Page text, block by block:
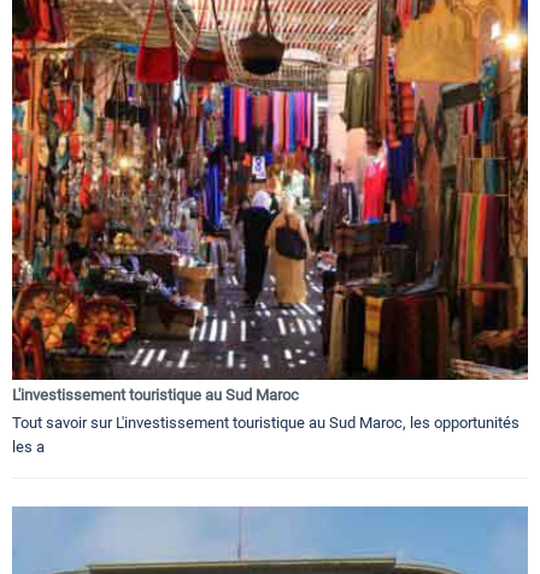
L'investissement touristique au Sud Maroc
Tout savoir sur L'investissement touristique au Sud Maroc, les opportunités
les a